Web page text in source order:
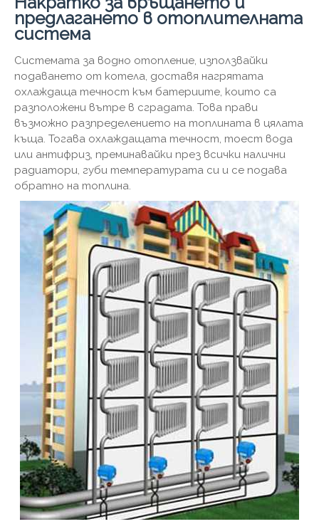
предлагането в отоплителната
система
Системата за водно отопление, използвайки
подаването от котела, доставя нагрятата
охлаждаща течност към батериите, които са
разположени вътре в сградата. Това прави
възможно разпределението на топлината в цялата
къща. Тогава охлаждащата течност, тоест вода
или антифриз, преминавайки през всички налични
радиатори, губи температурата си и се подава
обратно на топлина.